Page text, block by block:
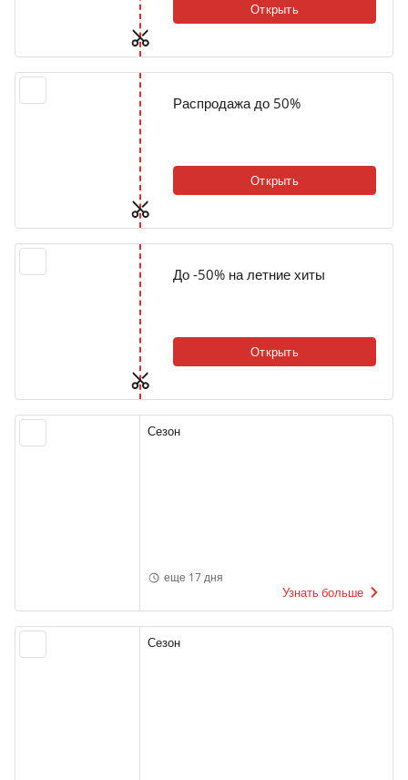
Открыть
Распродажа до 50%
Открыть
До -50% на летние хиты
Открыть
Сезон
еще 17 дня
Узнать больше
Сезон